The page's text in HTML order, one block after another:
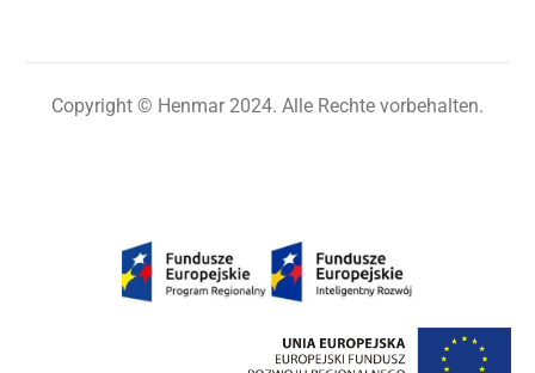
Copyright © Henmar 2024. Alle Rechte vorbehalten.